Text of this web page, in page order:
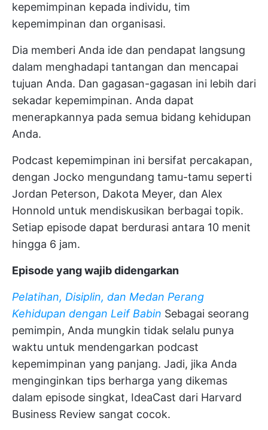
kepemimpinan kepada individu, tim
kepemimpinan dan organisasi.
Dia memberi Anda ide dan pendapat langsung
dalam menghadapi tantangan dan mencapai
tujuan Anda. Dan gagasan-gagasan ini lebih dari
sekadar kepemimpinan. Anda dapat
menerapkannya pada semua bidang kehidupan
Anda.
Podcast kepemimpinan ini bersifat percakapan,
dengan Jocko mengundang tamu-tamu seperti
Jordan Peterson, Dakota Meyer, dan Alex
Honnold untuk mendiskusikan berbagai topik.
Setiap episode dapat berdurasi antara 10 menit
hingga 6 jam.
Episode yang wajib didengarkan
Pelatihan, Disiplin, dan Medan Perang
Kehidupan dengan Leif Babin Sebagai seorang
pemimpin, Anda mungkin tidak selalu punya
waktu untuk mendengarkan podcast
kepemimpinan yang panjang. Jadi, jika Anda
menginginkan tips berharga yang dikemas
dalam episode singkat, IdeaCast dari Harvard
Business Review sangat cocok.